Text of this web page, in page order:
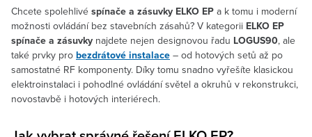
Chcete spolehlivé spínače a zásuvky ELKO EP a k tomu i moderní
možnosti ovládání bez stavebních zásahů? V kategorii ELKO EP
spínače a zásuvky najdete nejen designovou řadu LOGUS90, ale
také prvky pro bezdrátové instalace – od hotových setů až po
samostatné RF komponenty. Díky tomu snadno vyřešíte klasickou
elektroinstalaci i pohodlné ovládání světel a okruhů v rekonstrukci,
novostavbě i hotových interiérech.